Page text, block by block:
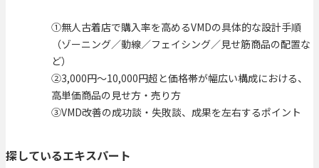
①無人古着店で購入率を高めるVMDの具体的な設計手順
（ゾーニング／動線／フェイシング／見せ筋商品の配置な
ど）
②3,000円〜10,000円超と価格帯が幅広い構成における、
高単価商品の見せ方・売り方
③VMD改善の成功談・失敗談、成果を左右するポイント
探しているエキスパート